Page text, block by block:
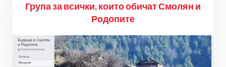
Група за всички, които обичат Смолян и
Родопите